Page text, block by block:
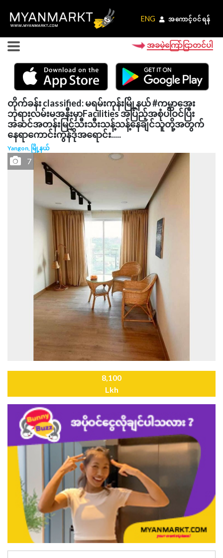
ENG အကောင့်ဝင်ရန်
ENG အကောင့်ဝင်ရန်
အခမဲ့ကြော်ငြာတင်ပါ
တိုက်ခန်း classified: မရမ်းကုန်းမြို့နယ် #ကမ္ဘာအေး
ဘုရားလမ်းမအနီးမှာFacilities အပြည့်အစုံပါဝင်ပြီး
အဆင်အတန်းမြင့်သီးသီးသန့်သန့်နေချင်သူတို့အတွက်
နေရာကောင်းကွန်ဒိုအရောင်း.....
Yangon, မြို့နယ်
7
8,100
Lkh